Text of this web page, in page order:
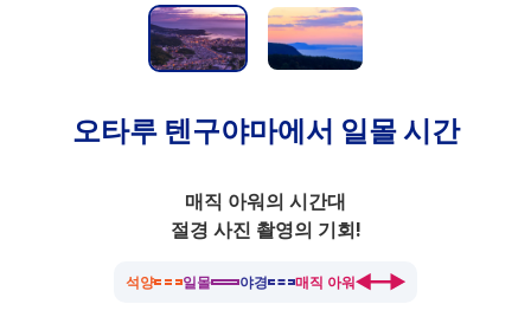
오타루 텐구야마에서 일몰 시간
매직 아워의 시간대
절경 사진 촬영의 기회!
석양 일몰 야경 매직 아워